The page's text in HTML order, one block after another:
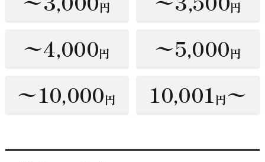
円 円
〜4,000円 〜5,000円
〜10,000円 10,001円〜